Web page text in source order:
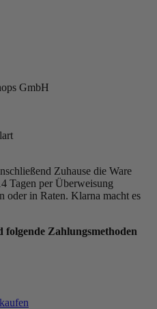
GmbH
Zuhause die Ware
Tagen per Überweisung
oder in Raten. Klarna macht es
Zahlungsmethoden